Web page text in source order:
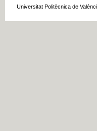
Universitat Politècnica de